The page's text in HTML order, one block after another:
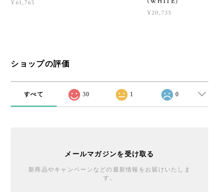
¥61,765
¥20,735
ショップの評価
すべて 30 1 0
メールマガジンを受け取る
新商品やキャンペーンなどの最新情報をお届けいたしま
す。